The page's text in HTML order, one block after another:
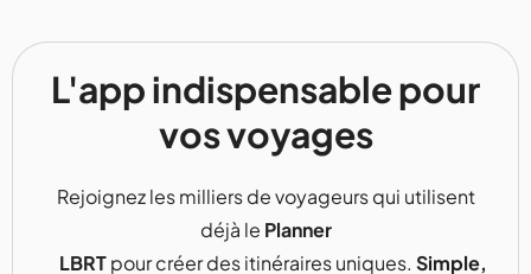
L'app indispensable pour
vos voyages
Rejoignez les milliers de voyageurs qui utilisent
déjà le Planner
LBRTpour créer des itinéraires uniques. Simple,